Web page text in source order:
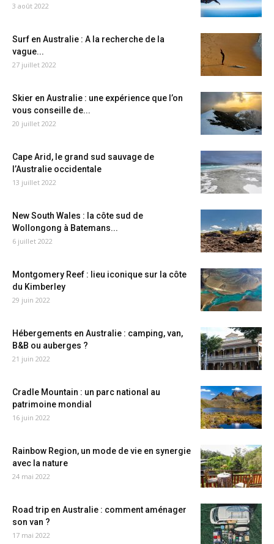
3 août 2022
Surf en Australie : A la recherche de la
vague...
27 juillet 2022
Skier en Australie : une expérience que l’on
vous conseille de...
20 juillet 2022
Cape Arid, le grand sud sauvage de
l’Australie occidentale
13 juillet 2022
New South Wales : la côte sud de
Wollongong à Batemans...
6 juillet 2022
Montgomery Reef : lieu iconique sur la côte
du Kimberley
29 juin 2022
Hébergements en Australie : camping, van,
B&B ou auberges ?
21 juin 2022
Cradle Mountain : un parc national au
patrimoine mondial
16 juin 2022
Rainbow Region, un mode de vie en synergie
avec la nature
24 mai 2022
Road trip en Australie : comment aménager
son van ?
17 mai 2022